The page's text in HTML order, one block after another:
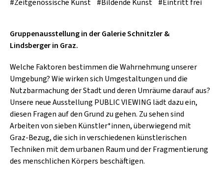
POSTGARAGE
KUNSTGARTEN
KRISTALLWERK
GOLD & PECH THEATER
SINGER-SONGWRITER
#Zeitgenössische Kunst #Bildende Kunst #Eintritt frei
Gruppenausstellung in der Galerie Schnitzler &
Lindsberger in Graz.
Welche Faktoren bestimmen die Wahrnehmung unserer
Umgebung? Wie wirken sich Umgestaltungen und die
Nutzbarmachung der Stadt und deren Umräume darauf aus?
Unsere neue Ausstellung PUBLIC VIEWING lädt dazu ein,
diesen Fragen auf den Grund zu gehen. Zu sehen sind
Arbeiten von sieben Künstler*innen, überwiegend mit
Graz-Bezug, die sich in verschiedenen künstlerischen
Techniken mit dem urbanen Raum und der Fragmentierung
des menschlichen Körpers beschäftigen.